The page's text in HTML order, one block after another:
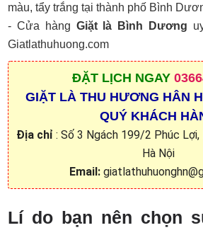
màu, tẩy trắng tại thành phố Bình
- Cửa hàng Giặt là Bình Dương
Giatlathuhuong.com
ĐẶT LỊCH NGAY
GIẶT LÀ THU HƯƠNG HÂN
QUÝ KHÁCH
Địa chỉ : Số 3 Ngách 199/2 Phúc Lợi,
Hà Nội
Email:
Lí do bạn nên chọn